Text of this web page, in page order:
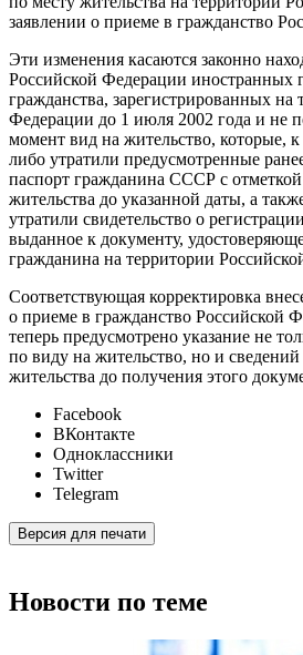
заявлении о приеме в гражданство
Эти изменения касаются законно
Российской Федерации иностранных
гражданства, зарегистрированных на
Федерации до 1 июля 2002 года и не
момент вид на жительство, которые,
либо утратили предусмотренные
паспорт гражданина СССР с
жительства до указанной даты, а
утратили свидетельство о
выданное к документу,
гражданина на территории
Соответствующая корректировка
о приеме в гражданство Российской
теперь предусмотрено указание не
по виду на жительство, но и
жительства до получения этого
Facebook
ВКонтакте
Одноклассники
Twitter
Telegram
Версия для печати
Новости по теме